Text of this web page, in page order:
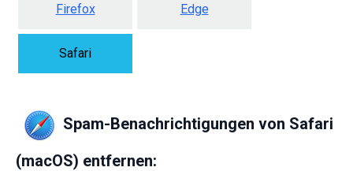
Firefox Edge
Safari
Spam-Benachrichtigungen von Safari
(macOS) entfernen: